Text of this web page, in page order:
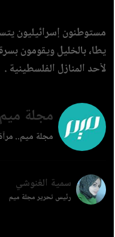
مستوطنون إسرائيليون
يطا، بالخليل ويقومون
لأحد المنازل الفلسطينية .
مجلة ميم
مجلة ميم..
سمية الغنوشي
رئيس تحرير مجلة ميم